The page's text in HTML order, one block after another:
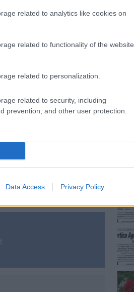
related to analytics like cookies on
related to functionality of the website
related to personalization.
related to security, including
prevention, and other user protection.
Data Access Privacy Policy
le tue foto